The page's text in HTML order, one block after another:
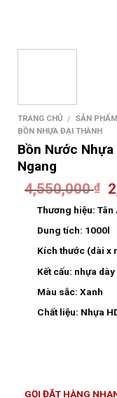
TRANG CHỦ / SẢN PHẨM
BỒN NHỰA ĐẠI THÀNH
Bồn Nước
Ngang
4,550,000₫
Thương hiệu: Tân
Dung tích: 1000l
Kích thước (dài x
Kết cấu: nhựa dày
Màu sắc: Xanh
Chất liệu: Nhựa
GỌI ĐẶT HÀNG